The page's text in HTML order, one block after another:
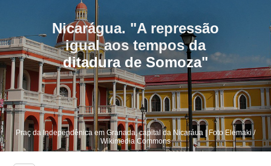
Nicarágua. "A repressão
igual aos tempos da
ditadura de Somoza"
Praç da Independênica em Granada, capital da Nicaráua | Foto Elemaki /
Wikimedia Commons